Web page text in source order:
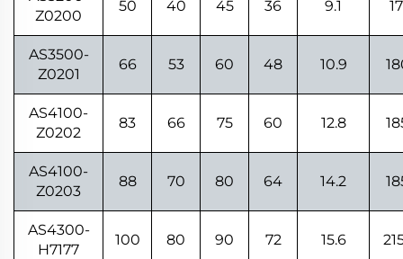
Z0200
50 40 45 36 9.1
AS3500-
Z0201
66 53 60 48 10.9
AS4100-
Z0202
83 66 75 60 12.8
AS4100-
Z0203
88 70 80 64 14.2
AS4300-
H7177
100 80 90 72 15.6